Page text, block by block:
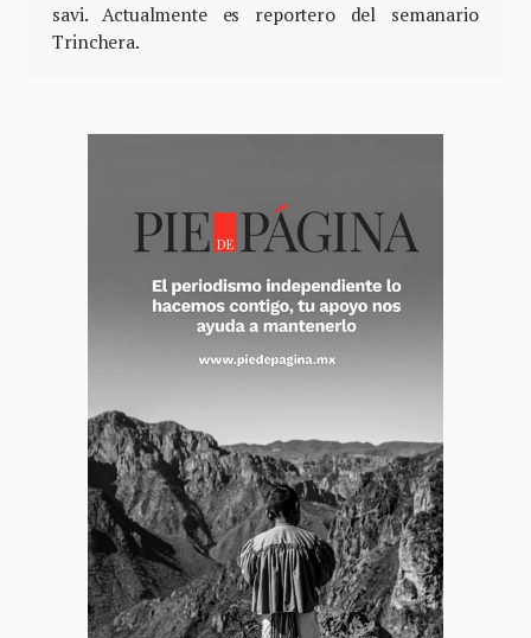
savi. Actualmente es reportero del semanario
Trinchera.